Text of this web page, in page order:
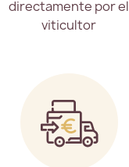
directamente por el
viticultor